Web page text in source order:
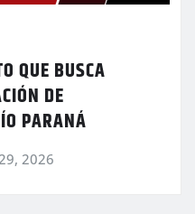
QUE BUSCA
DE
PARANÁ
2026